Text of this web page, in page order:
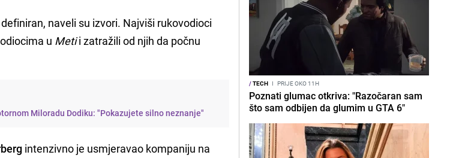
naveli su izvori. Najviši rukovodioci
u Metii zatražili od njih da počnu
Miloradu Dodiku: "Pokazujete silno neznanje"
intenzivno je usmjeravao kompaniju na
/TECH I PRIJE OKO 11H
Poznati glumac otkriva: "Razočaran sam
što sam odbijen da glumim u GTA 6"